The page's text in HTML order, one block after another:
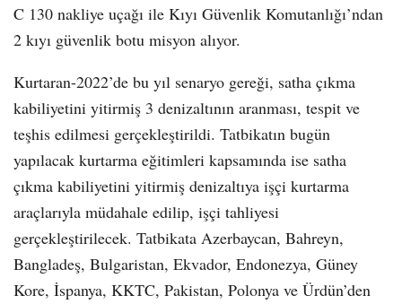
C 130 nakliye uçağı ile Kıyı Güvenlik Komutanlığı’ndan
2 kıyı güvenlik botu misyon alıyor.
Kurtaran-2022’de bu yıl senaryo gereği, satha çıkma
kabiliyetini yitirmiş 3 denizaltının aranması, tespit ve
teşhis edilmesi gerçekleştirildi. Tatbikatın bugün
yapılacak kurtarma eğitimleri kapsamında ise satha
çıkma kabiliyetini yitirmiş denizaltıya işçi kurtarma
araçlarıyla müdahale edilip, işçi tahliyesi
gerçekleştirilecek. Tatbikata Azerbaycan, Bahreyn,
Bangladeş, Bulgaristan, Ekvador, Endonezya, Güney
Kore, İspanya, KKTC, Pakistan, Polonya ve Ürdün’den